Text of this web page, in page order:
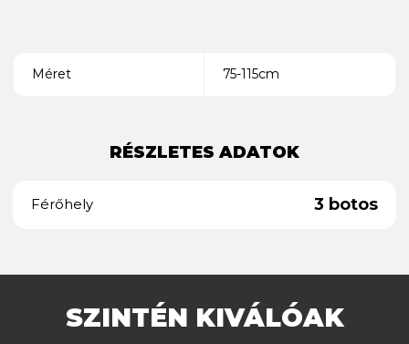
Méret 75-115cm
RÉSZLETES ADATOK
Férőhely 3 botos
SZINTÉN KIVÁLÓAK